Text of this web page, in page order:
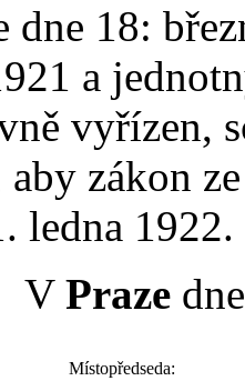
dne 18:
a
vyřízen,
zákon
ledna 1922.
V Praze
Místopředseda: